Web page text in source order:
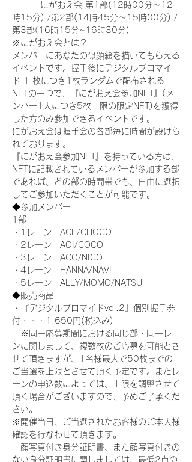
にがおえ会 第1部(12時00分～12
時15分) /第2部(14時45分～15時00分) /
第3部(16時15分~16時30分)
※にがおえ会とは？
メンバーにあなたの似顔絵を描いてもらえる
イベントです。握手後にデジタルブロマイ
ド 1 枚につき1枚ランダムで配布される
NFTの一つで、『にがおえ会参加NFT』(メ
ンバー1人につき5枚上限の限定NFT)を獲得
した方のみ参加できるイベントです。
にがおえ会は握手会の各部毎に時間が設けら
れております。
『にがおえ会参加NFT』を持っている方は、
NFTに記載されているメンバーが参加する部
であれば、どの部の時間帯でも、自由に選択
してご参加いただくことが可能です。
◆参加メンバー
1部
・1レーン　ACE/CHOCO
・2レーン　AOI/COCO
・3レーン　ACO/NICO
・4レーン　HANNA/NAVI
・5レーン　ALLY/MOMO/NATSU
◆販売商品
・『デジタルブロマイドvol.2』個別握手券
付・・・1,650円(税込み)
※同一応募期間における同じ部・同一レー
ンに関しまして、複数枚のご応募を可能とさ
せて頂きますが、1名様最大で50枚までの
ご当選を上限とさせて頂く予定です。またレ
ーンの申込数によっては、上限を調整させて
頂く場合がございますので、予めご了承くだ
さい。
※開催当日、ご当選されたお客様のご本人様
確認を行なわせて頂きます。
顔写真付き身分証明書、また顔写真付きの
ない身分証明書に関しましては、最低2点の